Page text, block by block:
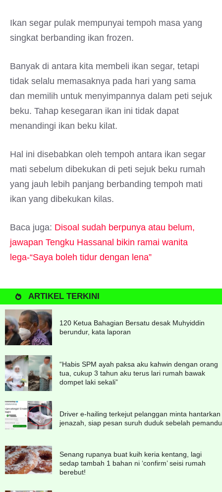
Ikan segar pulak mempunyai tempoh masa yang
singkat berbanding ikan frozen.
Banyak di antara kita membeli ikan segar, tetapi
tidak selalu memasaknya pada hari yang sama
dan memilih untuk menyimpannya dalam peti sejuk
beku. Tahap kesegaran ikan ini tidak dapat
menandingi ikan beku kilat.
Hal ini disebabkan oleh tempoh antara ikan segar
mati sebelum dibekukan di peti sejuk beku rumah
yang jauh lebih panjang berbanding tempoh mati
ikan yang dibekukan kilas.
Baca juga: Disoal sudah berpunya atau belum,
jawapan Tengku Hassanal bikin ramai wanita
lega-“Saya boleh tidur dengan lena”
ARTIKEL TERKINI
120 Ketua Bahagian Bersatu desak Muhyiddin
berundur, kata laporan
“Habis SPM ayah paksa aku kahwin dengan orang
tua, cukup 3 tahun aku terus lari rumah bawak
dompet laki sekali”
Driver e-hailing terkejut pelanggan minta hantarkan
jenazah, siap pesan suruh duduk sebelah pemandu
Senang rupanya buat kuih keria kentang, lagi
sedap tambah 1 bahan ni ‘confirm’ seisi rumah
berebut!